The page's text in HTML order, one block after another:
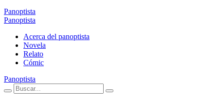
Panoptista
Panoptista
Acerca del panoptista
Novela
Relato
Cómic
Panoptista